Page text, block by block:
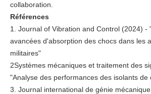
collaboration.
Références
1. Journal of Vibration and Control (2024) -
avancées d'absorption des chocs dans les
militaires"
2Systèmes mécaniques et traitement des
"Analyse des performances des isolants de
3. Journal international de génie